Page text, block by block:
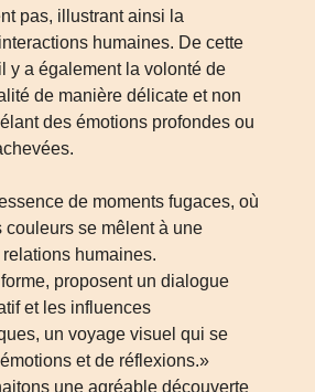
pas, illustrant ainsi la
humaines. De cette
y a également la volonté de
de manière délicate et non
des émotions profondes ou
de moments fugaces, où
couleurs se mêlent à une
humaines.
proposent un dialogue
et les influences
un voyage visuel qui se
et de réflexions.»
une agréable découverte